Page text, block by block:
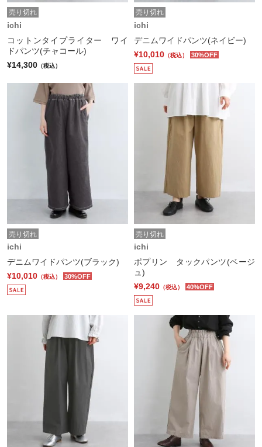
売り切れ
ichi
コットンタイプライター ワイ
ドパンツ(チャコール)
¥14,300 （税込）
売り切れ
ichi
デニムワイドパンツ(ネイビー)
¥10,010 （税込） 30%OFF
売り切れ
ichi
デニムワイドパンツ(ブラック)
¥10,010 （税込） 30%OFF
売り切れ
ichi
ポプリン タックパンツ(ベージ
ュ)
¥9,240 （税込） 40%OFF